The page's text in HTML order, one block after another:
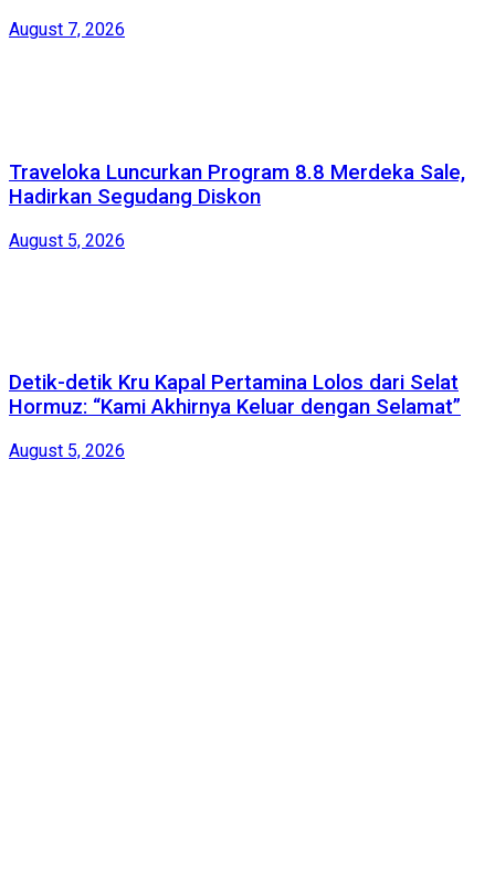
August 7, 2026
Traveloka Luncurkan Program 8.8 Merdeka Sale,
Hadirkan Segudang Diskon
August 5, 2026
Detik-detik Kru Kapal Pertamina Lolos dari Selat
Hormuz: “Kami Akhirnya Keluar dengan Selamat”
August 5, 2026